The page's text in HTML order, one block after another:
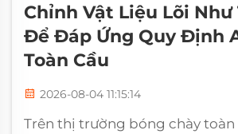
Chỉnh Vật Liệu Lõi Như
Để Đáp Ứng Quy Định
Toàn Cầu
2026-08-04 11:15:14
Trên thị trường bóng chày toàn